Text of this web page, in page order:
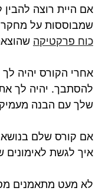
אם היית רוצה
שמבוססות על מחקר
כוח פרקטיקה
אחרי הקורס יהיה
להסתבך. יהיה לך
שלך עם הבנה
אם קורס שלם בנושא
איך לגשת לאימונים
⁣לא מעט מתאמנים